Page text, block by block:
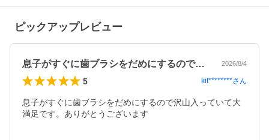
ピックアップレビュー
息子がすぐに歯ブラシをだめにするので沢… 2026/8/4
5 kit********さん
息子がすぐに歯ブラシをだめにするので沢山入っていて大
満足です。ありがとうございます